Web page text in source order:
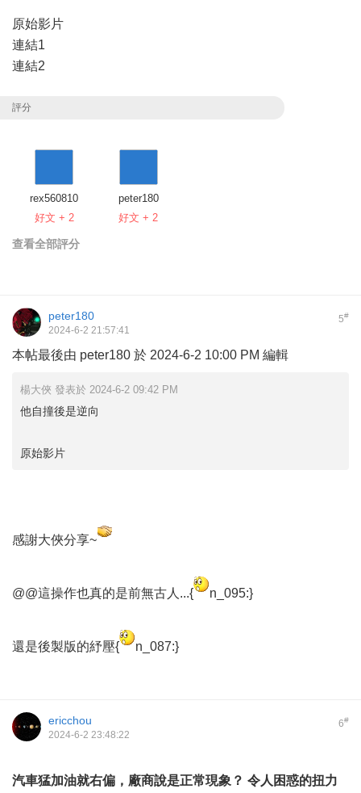
原始影片
連結1
連結2
評分
rex560810
好文 + 2
peter180
好文 + 2
查看全部評分
5#
peter180
2024-6-2 21:57:41
本帖最後由 peter180 於 2024-6-2 10:00 PM 編輯
楊大俠 發表於 2024-6-2 09:42 PM
他自撞後是逆向
原始影片
感謝大俠分享~
@@這操作也真的是前無古人...{ n_095:}
還是後製版的紓壓{ n_087:}
6#
ericchou
2024-6-2 23:48:22
汽車猛加油就右偏，廠商說是正常現象？ 令人困惑的扭力